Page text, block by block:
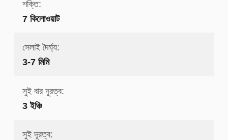
শক্তি:
7 কিলোওয়াট
সেলাই দৈর্ঘ্য:
3-7 মিমি
সুই বার দূরত্ব:
3 ইঞ্চি
সুই দূরত্ব: